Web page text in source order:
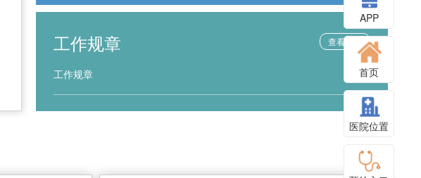
APP
首页
医院位置
工作规章 查看更多
工作规章